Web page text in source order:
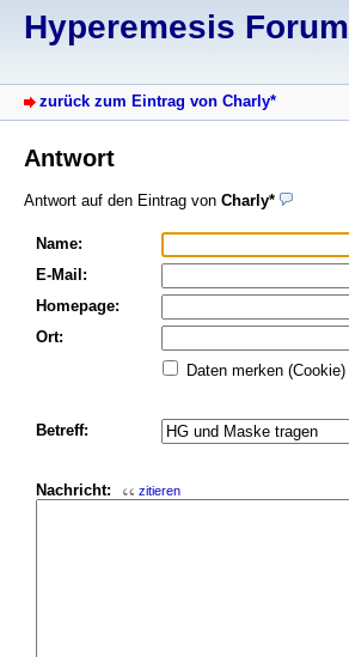
Hyperemesis Forum
zurück zum Eintrag von Charly*
Antwort
Antwort auf den Eintrag von Charly*
Name:
E-Mail:
Homepage:
Ort:
Daten merken (Cookie)
Betreff:
Nachricht: zitieren